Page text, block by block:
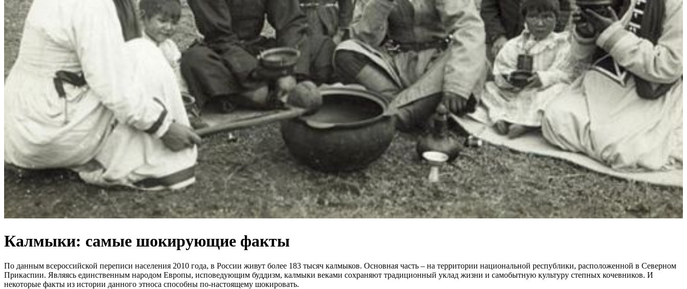
Калмыки: самые шокирующие факты
По данным всероссийской переписи населения 2010 года, в России живут более 183 тысяч калмыков. Основная часть – на территории национальной республики, расположенной в Северном
Прикаспии. Являясь единственным народом Европы, исповедующим буддизм, калмыки веками сохраняют традиционный уклад жизни и самобытную культуру степных кочевников. И
некоторые факты из истории данного этноса способны по-настоящему шокировать.